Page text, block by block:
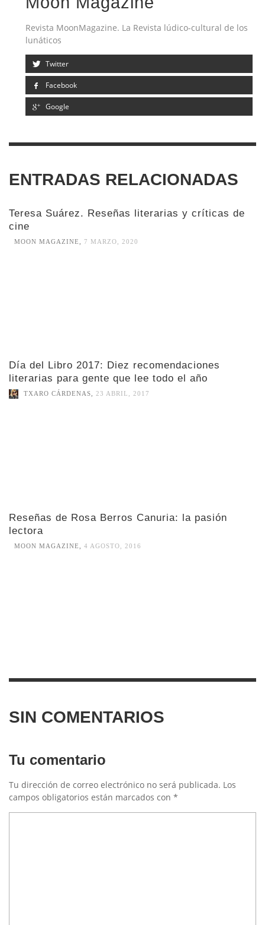
Revista MoonMagazine. La Revista lúdico-cultural de los
lunáticos
Twitter
Facebook
Google
ENTRADAS RELACIONADAS
Teresa Suárez. Reseñas literarias y críticas de
cine
MOON MAGAZINE, 7 MARZO, 2020
Día del Libro 2017: Diez recomendaciones
literarias para gente que lee todo el año
TXARO CÁRDENAS, 23 ABRIL, 2017
Reseñas de Rosa Berros Canuria: la pasión
lectora
MOON MAGAZINE 4 AGOSTO, 2016
SIN COMENTARIOS
Tu comentario
Tu dirección de correo electrónico no será publicada. Los
campos obligatorios están marcados con *